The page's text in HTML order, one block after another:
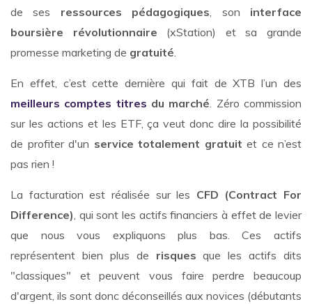
de ses ressources pédagogiques, son interface
boursière révolutionnaire (xStation) et sa grande
promesse marketing de gratuité.
En effet, c’est cette dernière qui fait de XTB l’un des
meilleurs comptes titres du marché. Zéro commission
sur les actions et les ETF, ça veut donc dire la possibilité
de profiter d'un service totalement gratuit et ce n’est
pas rien !
La facturation est réalisée sur les CFD (Contract For
Difference), qui sont les actifs financiers à effet de levier
que nous vous expliquons plus bas. Ces actifs
représentent bien plus de risques que les actifs dits
"classiques" et peuvent vous faire perdre beaucoup
d'argent, ils sont donc déconseillés aux novices (débutants